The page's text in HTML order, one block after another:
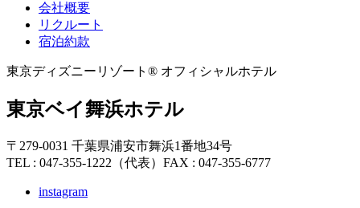
会社概要
リクルート
宿泊約款
東京ディズニーリゾート® オフィシャルホテル
東京ベイ舞浜ホテル
〒279-0031 千葉県浦安市舞浜1番地34号
TEL : 047-355-1222（代表） FAX : 047-355-6777
instagram